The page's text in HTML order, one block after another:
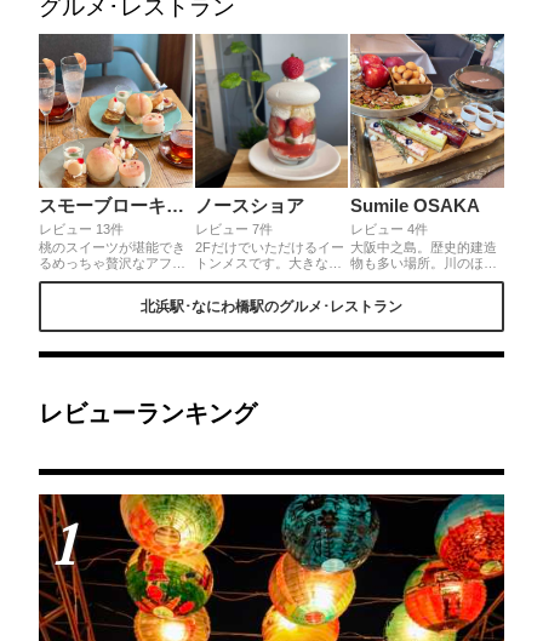
グルメ･レストラン
スモーブローキッチン
レビュー 13件
桃のスイーツが堪能でき
るめっちゃ贅沢なアフタ
ヌーンティーなんだよ❕桃
ごとピーチのタルトをは
めっちゃ可愛いの🍑💬🎀
ルグレイガナッシュのス
モーブローがオススメ🍑
ノースショア
レビュー 7件
2Fだけでいただけるイー
トンメスです。大きない
ちごとメレンゲが乗って
いちごとアイス！いちご
くてつぼにはまります。
す。
Sumile OSAKA
レビュー 4件
大阪中之島。歴史的建造
物も多い場所。川のほと
りにあるレストランで優
笑顔がこぼれます。是非
北浜駅･なにわ橋駅のグルメ･レストラン
レビューランキング
1